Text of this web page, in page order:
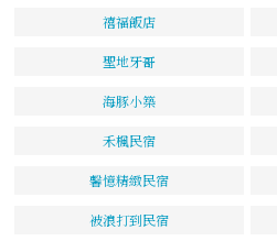
禧福飯店
聖地牙哥
海豚小築
禾楓民宿
馨憶精緻民宿
被浪打到民宿